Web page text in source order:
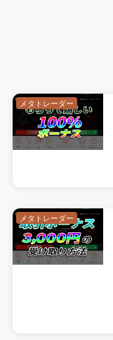
メタトレーダー
メタトレーダー